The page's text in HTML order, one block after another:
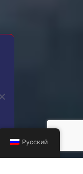
Русский